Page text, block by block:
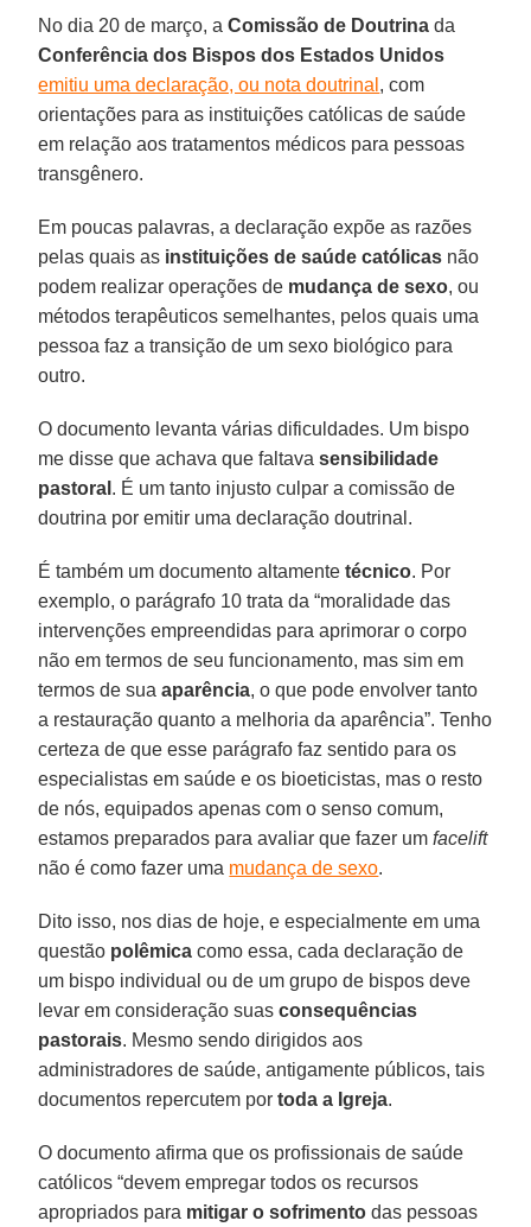
No dia 20 de março, aComissão de Doutrina da
Conferência dos Bispos dos Estados Unidos
emitiu uma declaração, ou nota doutrinal , com
orientações para as instituições católicas de saúde
em relação aos tratamentos médicos para pessoas
transgênero.
Em poucas palavras, a declaração expõe as razões
pelas quais as instituições de saúde católicas não
podem realizar operações de mudança de sexo, ou
métodos terapêuticos semelhantes, pelos quais uma
pessoa faz a transição de um sexo biológico para
outro.
O documento levanta várias dificuldades. Um bispo
me disse que achava que faltavasensibilidade
pastoral . É um tanto injusto culpar a comissão de
doutrina por emitir uma declaração doutrinal.
É também um documento altamentetécnico. Por
exemplo, o parágrafo 10 trata da “moralidade das
intervenções empreendidas para aprimorar o corpo
não em termos de seu funcionamento, mas sim em
termos de suaaparência, o que pode envolver tanto
a restauração quanto a melhoria da aparência”. Tenho
certeza de que esse parágrafo faz sentido para os
especialistas em saúde e os bioeticistas, mas o resto
de nós, equipados apenas com o senso comum,
estamos preparados para avaliar que fazer umfacelift
não é como fazer uma mudança de sexo.
Dito isso, nos dias de hoje, e especialmente em uma
questão polêmica como essa, cada declaração de
um bispo individual ou de um grupo de bispos deve
levar em consideração suasconsequências
pastorais. Mesmo sendo dirigidos aos
administradores de saúde, antigamente públicos, tais
documentos repercutem portoda a Igreja.
O documento afirma que os profissionais de saúde
católicos “devem empregar todos os recursos
apropriados para mitigar o sofrimento das pessoas